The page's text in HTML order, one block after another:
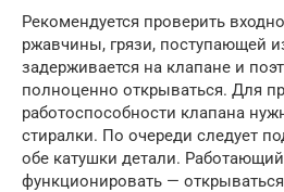
Рекомендуется проверить
ржавчины, грязи, поступающей
задерживается на клапане и
полноценно открываться. Для
работоспособности клапана
стиралки. По очереди следует
обе катушки детали.
функционировать —